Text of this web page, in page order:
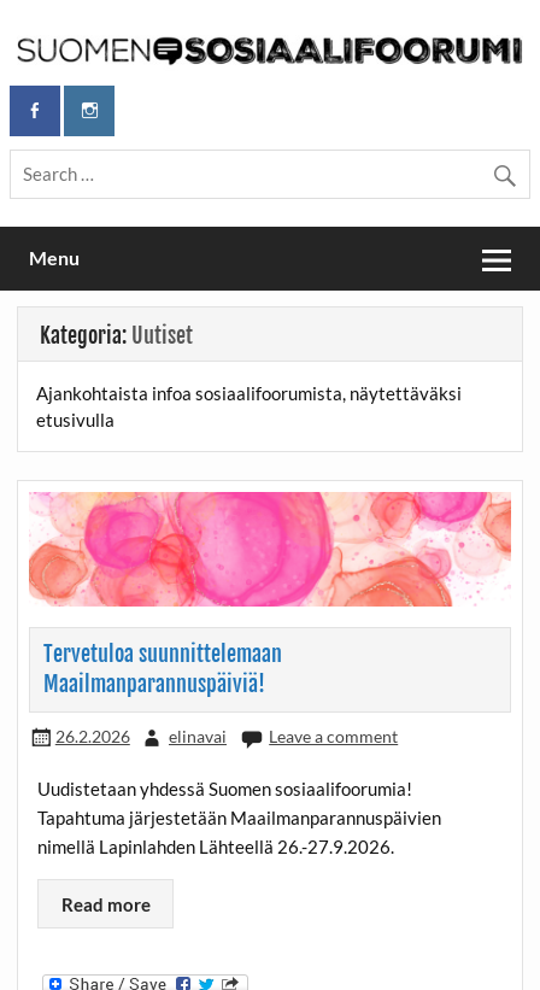
content
Maailmanparannuspäivät / Suomen
Sosiaalifoorumi
Maailmanparannuspäivät Lapinlahden Lähteellä, Helsingissä
26.–27.9.2026
Menu
Kategoria: Uutiset
Ajankohtaista infoa sosiaalifoorumista, näytettäväksi
etusivulla
Tervetuloa suunnittelemaan
Maailmanparannuspäiviä!
26.2.2026 elinavai Leave a comment
Uudistetaan yhdessä Suomen sosiaalifoorumia!
Tapahtuma järjestetään Maailmanparannuspäivien
nimellä Lapinlahden Lähteellä 26.-27.9.2026.
Read more